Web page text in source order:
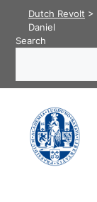
content
Dutch Revolt >
Daniel
Search